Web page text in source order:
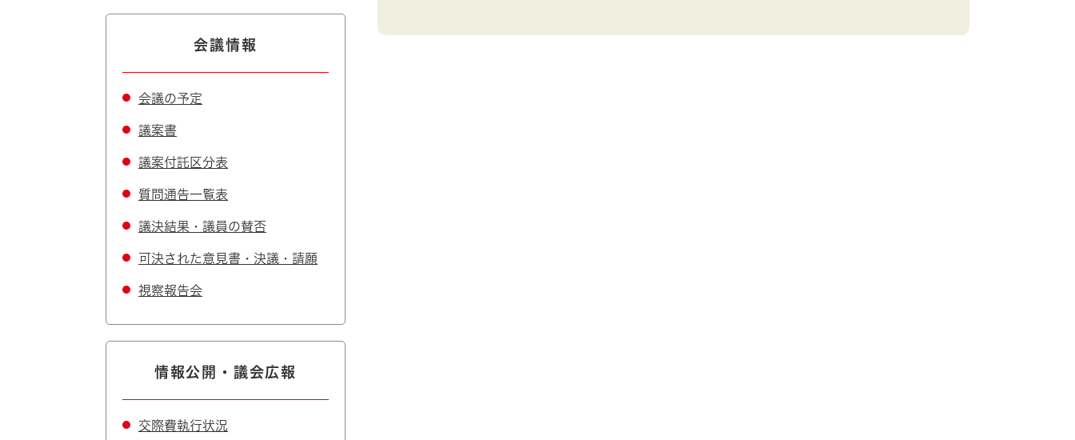
会議情報
会議の予定
議案書
議案付託区分表
質問通告一覧表
議決結果・議員の賛否
可決された意見書・決議・請願
視察報告会
情報公開・議会広報
交際費執行状況